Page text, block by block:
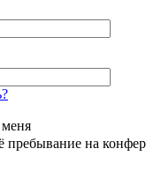
пребывание на